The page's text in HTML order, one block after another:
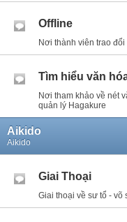
Offline
Nơi thành viên trao đổi
Tìm hiểu văn
Nơi tham khảo về nét
quản lý Hagakure
Aikido
Aikido
Giai Thoại
Giai thoại về sư tổ - võ